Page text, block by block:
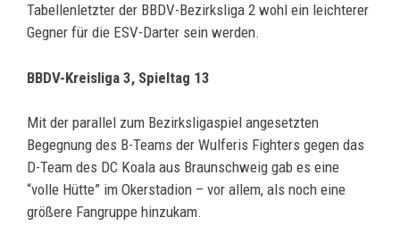
Tabellenletzter der BBDV-Bezirksliga 2 wohl ein leichterer
Gegner für die ESV-Darter sein werden.
BBDV-Kreisliga 3, Spieltag 13
Mit der parallel zum Bezirksligaspiel angesetzten
Begegnung des B-Teams der Wulferis Fighters gegen das
D-Team des DC Koala aus Braunschweig gab es eine
“volle Hütte” im Okerstadion – vor allem, als noch eine
größere Fangruppe hinzukam.